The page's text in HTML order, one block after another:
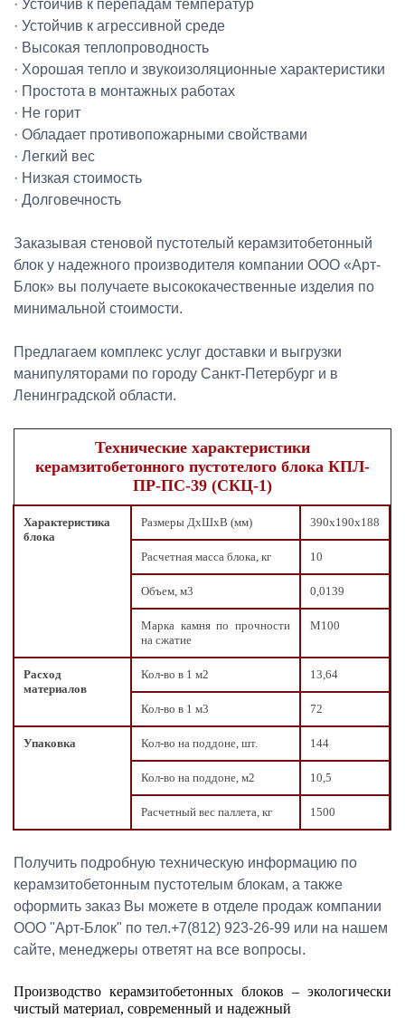
· Устойчив к перепадам температур
· Устойчив к агрессивной среде
· Высокая теплопроводность
· Хорошая тепло и звукоизоляционные характеристики
· Простота в монтажных работах
· Не горит
· Обладает противопожарными свойствами
· Легкий вес
· Низкая стоимость
· Долговечность
Заказывая стеновой пустотелый керамзитобетонный
блок у надежного производителя компании ООО «Арт-
Блок» вы получаете высококачественные изделия по
минимальной стоимости.
Предлагаем комплекс услуг доставки и выгрузки
манипуляторами по городу Санкт-Петербург и в
Ленинградской области.
Технические характеристики
керамзитобетонного пустотелого блока КПЛ-
ПР-ПС-39 (СКЦ-1)
Характеристика
блока
Размеры ДxШxВ (мм) 390х190х188
Расчетная масса блока, кг 10
Объем, м3 0,0139
Марка камня по прочности
на сжатие
М100
Расход
материалов
Кол-во в 1 м2 13,64
Кол-во в 1 м3 72
Упаковка Кол-во на поддоне, шт. 144
Кол-во на поддоне, м2 10,5
Расчетный вес паллета, кг 1500
Получить подробную техническую информацию по
керамзитобетонным пустотелым блокам, а также
оформить заказ Вы можете в отделе продаж компании
ООО "Арт-Блок" по тел.+7(812) 923-26-99 или на нашем
сайте, менеджеры ответят на все вопросы.
Производство керамзитобетонных блоков – экологически
чистый материал, современный и надежный